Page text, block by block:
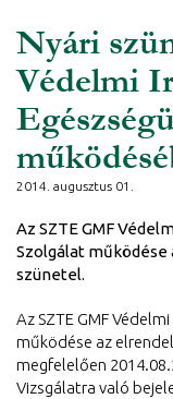
Nyári
Védelmi
2014. augusztus 01.
Az SZTE GMF
Szolgálat működése
szünetel.
Az SZTE GMF
működése az
megfelelően
Vizsgálatra való